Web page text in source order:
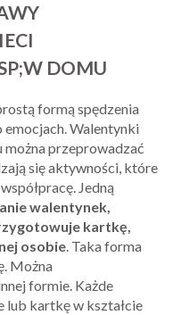
DOMU
formą spędzenia
emocjach. Walentynki
przeprowadzać
się aktywności, które
Jedną
walentynek,
kartkę,
osobie. Taka forma
Można
formie. Każde
lub kartkę w kształcie